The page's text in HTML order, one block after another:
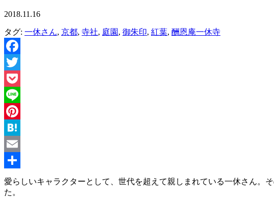
2018.11.16
タグ: 一休さん, 京都, 寺社, 庭園 , 御朱印, 紅葉, 酬恩庵一休寺
Facebook
Twitter
Pocket
Line
Pinterest
Hatena
Email
共
有
愛らしいキャラクターとして、世代を超えて親しまれている一休さん。
た。